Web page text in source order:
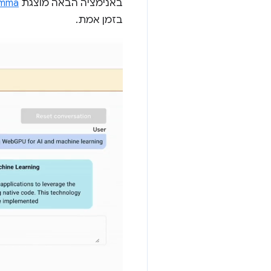
באנימציה הבאה מוצגת
בזמן אמת.